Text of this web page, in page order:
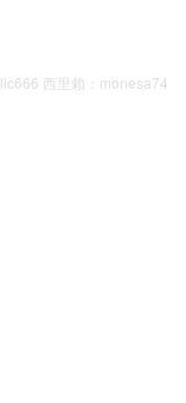
西里賴：monesa74